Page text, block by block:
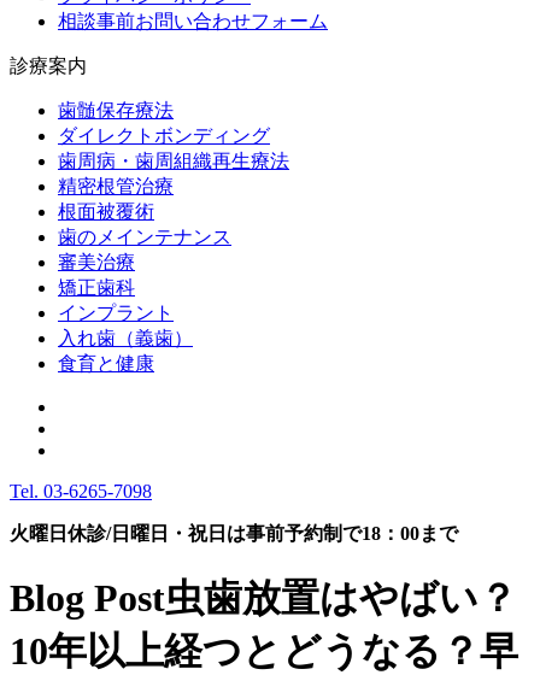
相談事前お問い合わせフォーム
診療案内
歯髄保存療法
ダイレクトボンディング
歯周病・歯周組織再生療法
精密根管治療
根面被覆術
歯のメインテナンス
審美治療
矯正歯科
インプラント
入れ歯（義歯）
食育と健康
Tel. 03-6265-7098
火曜日休診/日曜日・祝日は事前予約制で18：00まで
Blog Post虫歯放置はやばい？
10年以上経つとどうなる？早